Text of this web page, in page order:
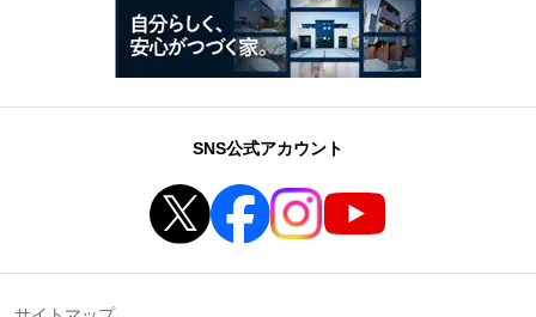
SNS公式アカウント